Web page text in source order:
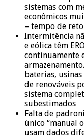
sistemas com
econômicos
– tempo de
Intermitência
e eólica têm
continuamente
baterias, usinas
de renováveis
sistema
subestimados
Falta de
único “manual
usam dados